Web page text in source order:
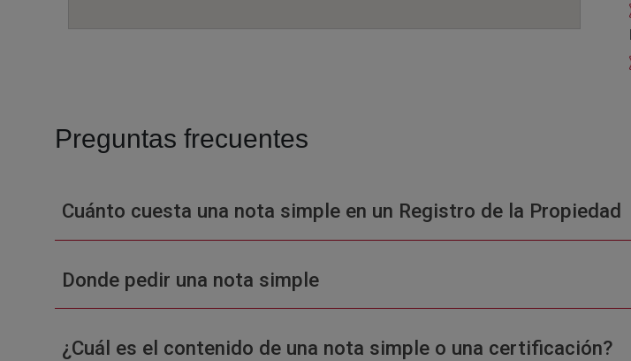
Preguntas frecuentes
Cuánto cuesta una nota simple en un Registro de la Propiedad
Donde pedir una nota simple
¿Cuál es el contenido de una nota simple o una certificación?